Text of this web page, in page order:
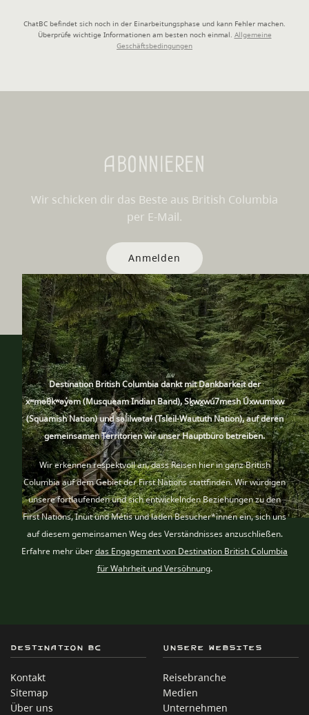
ChatBC befindet sich noch in der Einarbeitungsphase und kann Fehler machen.
Überprüfe wichtige Informationen am besten noch einmal. Allgemeine
Geschäftsbedingungen
Abonnieren
Wir schicken dir das Beste aus British Columbia
per E-Mail.
Anmelden
Destination British Columbia dankt mit Dankbarkeit der
xʷməθkʷəy̓əm (Musqueam Indian Band), Sḵwx̱wú7mesh Úxwumixw
(Squamish Nation) und səl̓ilwətaɬ (Tsleil-Waututh Nation), auf deren
gemeinsamen Territorien wir unser Hauptbüro betreiben.
Wir erkennen respektvoll an, dass Reisen hierin ganz British
Columbia auf dem Gebiet der First Nationsstattfinden. Wir würdigen
unsere fortlaufenden und sich entwickelnden Beziehungen zu den
First Nations, Inuitund Métisund laden Besucher*innen ein, sich uns
auf diesem gemeinsamen Weg des Verständnisses anzuschließen.
Erfahre mehr überdas Engagement von Destination British Columbia
für Wahrheit und Versöhnung.
Destination BC
Kontakt
Sitemap
Über uns
Unsere Websites
Reisebranche
Medien
Unternehmen